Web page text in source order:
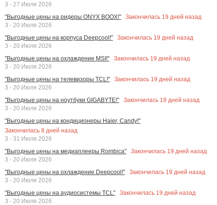
3 - 27 Июля 2026
"Выгодные цены на ридеры ONYX BOOX!"
Закончилась 19 дней назад
3 - 20 Июля 2026
"Выгодные цены на корпуса Deepcool!"
Закончилась 19 дней назад
3 - 20 Июля 2026
"Выгодные цены на охлаждение MSI!"
Закончилась 19 дней назад
3 - 20 Июля 2026
"Выгодные цены на телевизоры TCL!"
Закончилась 19 дней назад
3 - 20 Июля 2026
"Выгодные цены на ноутбуки GIGABYTE!"
Закончилась 19 дней назад
3 - 20 Июля 2026
"Выгодные цены на кондиционеры Haier, Candy!"
Закончилась 8 дней назад
3 - 31 Июля 2026
"Выгодные цены на медиаплееры Rombica"
Закончилась 19 дней назад
3 - 20 Июля 2026
"Выгодные цены на охлаждение Deepcool!"
Закончилась 19 дней назад
3 - 20 Июля 2026
"Выгодные цены на аудиосистемы TCL"
Закончилась 19 дней назад
3 - 20 Июля 2026